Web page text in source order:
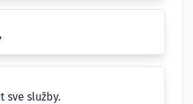
sve služby.